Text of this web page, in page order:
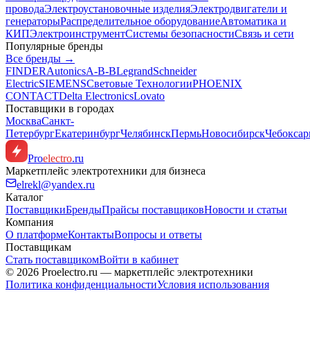
проводаЭлектроустановочные изделияЭлектродвигатели и
генераторыРаспределительное оборудованиеАвтоматика и
КИПЭлектроинструментСистемы безопасностиСвязь и сети
Популярные бренды
Все бренды →
FINDERAutonicsA-B-BLegrandSchneider
ElectricSIEMENSСветовые ТехнологииPHOENIX
CONTACTDelta ElectronicsLovato
Поставщики в городах
МоскваСанкт-
ПетербургЕкатеринбургЧелябинскПермьНовосибирск
Proelectro.ru
Маркетплейс электротехники для бизнеса
elrekl@yandex.ru
Каталог
ПоставщикиБрендыПрайсы поставщиковНовости и статьи
Компания
О платформеКонтактыВопросы и ответы
Поставщикам
Стать поставщикомВойти в кабинет
© 2026 Proelectro.ru — маркетплейс электротехники
Политика конфиденциальностиУсловия использования